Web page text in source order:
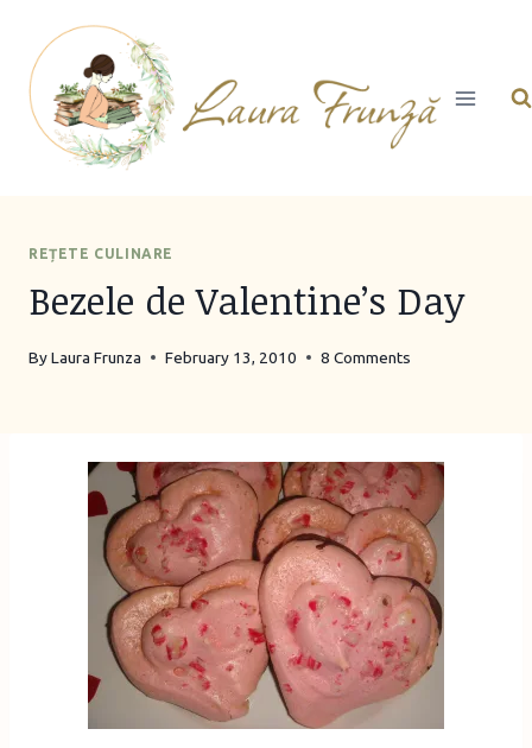
content
REȚETE CULINARE
Bezele de Valentine’s Day
ByLaura Frunza February 13, 2010 8 Comments